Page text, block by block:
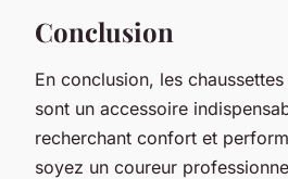
Conclusion
En conclusion, les
sont un accessoire
recherchant confort et
soyez un coureur